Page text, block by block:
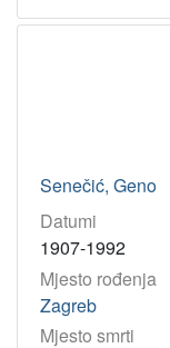
Senečić, Geno
Datumi
1907-1992
Mjesto rođenja
Zagreb
Mjesto smrti